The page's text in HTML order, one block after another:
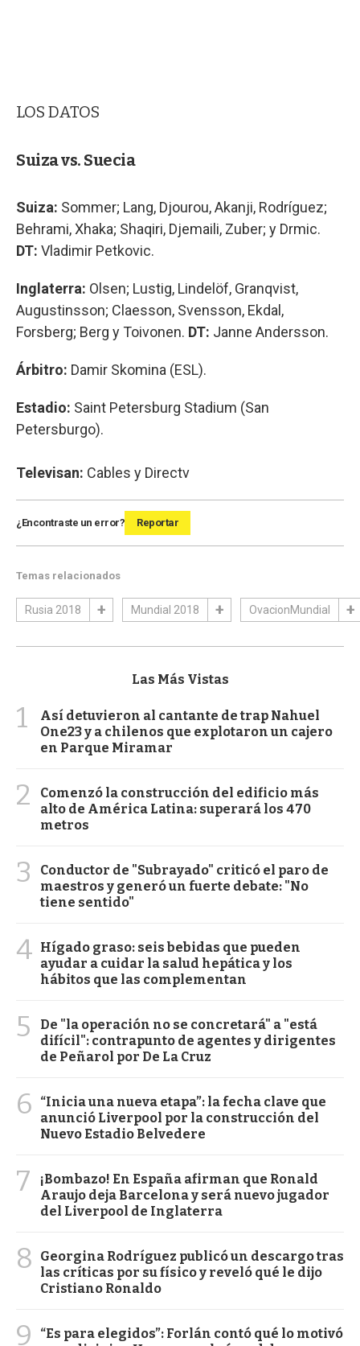
LOS DATOS
Suiza vs. Suecia
Suiza: Sommer; Lang, Djourou, Akanji, Rodríguez;
Behrami, Xhaka; Shaqiri, Djemaili, Zuber; y Drmic.
DT: Vladimir Petkovic.
Inglaterra: Olsen; Lustig, Lindelöf, Granqvist,
Augustinsson; Claesson, Svensson, Ekdal,
Forsberg; Berg y Toivonen. DT: Janne Andersson.
Árbitro: Damir Skomina (ESL).
Estadio: Saint Petersburg Stadium (San
Petersburgo).
Televisan: Cables y Directv
¿Encontraste un error? Reportar
Temas relacionados
Rusia 2018 Mundial 2018 OvacionMundial
Las Más Vistas
1
Así detuvieron al cantante de trap Nahuel
One23 y a chilenos que explotaron un cajero
en Parque Miramar
2
Comenzó la construcción del edificio más
alto de América Latina: superará los 470
metros
3
Conductor de "Subrayado" criticó el paro de
maestros y generó un fuerte debate: "No
tiene sentido"
4 Hígado graso: seis bebidas que pueden
ayudar a cuidar la salud hepática y los
hábitos que las complementan
5
De "la operación no se concretará" a "está
difícil": contrapunto de agentes y dirigentes
de Peñarol por De La Cruz
6
“Inicia una nueva etapa”: la fecha clave que
anunció Liverpool por la construcción del
Nuevo Estadio Belvedere
7
¡Bombazo! En España afirman que Ronald
Araujo deja Barcelona y será nuevo jugador
del Liverpool de Inglaterra
8
Georgina Rodríguez publicó un descargo tras
las críticas por su físico y reveló qué le dijo
Cristiano Ronaldo
9
“Es para elegidos”: Forlán contó qué lo motivó